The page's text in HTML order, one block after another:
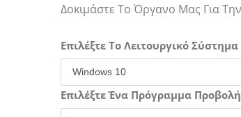
Δοκιμάστε Το Όργανο Μας Για
Επιλέξτε Το Λειτουργικό Σύστημα
Επιλέξτε Ένα Πρόγραμμα